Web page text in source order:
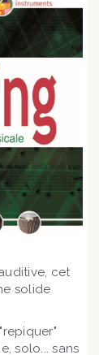
cet
solide
solo... sans